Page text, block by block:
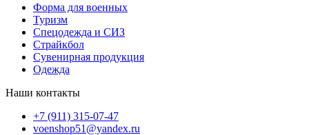
Форма для военных
Туризм
Спецодежда и СИЗ
Страйкбол
Сувенирная продукция
Одежда
Наши контакты
+7 (911) 315-07-47
voenshop51@yandex.ru